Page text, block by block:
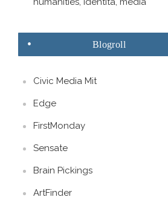
Blogroll
Civic Media Mit
Edge
FirstMonday
Sensate
Brain Pickings
ArtFinder